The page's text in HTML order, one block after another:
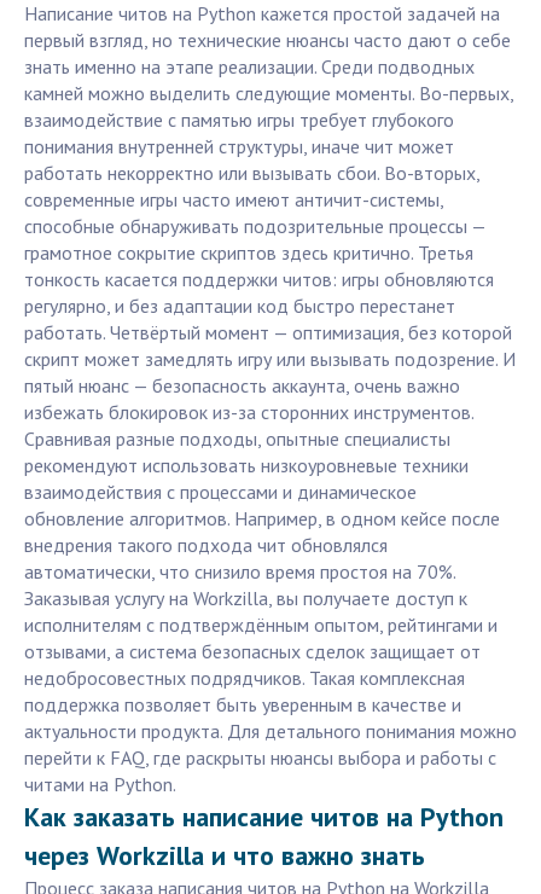
Написание читов на Python кажется простой задачей на
первый взгляд, но технические нюансы часто дают о себе
знать именно на этапе реализации. Среди подводных
камней можно выделить следующие моменты. Во-первых,
взаимодействие с памятью игры требует глубокого
понимания внутренней структуры, иначе чит может
работать некорректно или вызывать сбои. Во-вторых,
современные игры часто имеют античит-системы,
способные обнаруживать подозрительные процессы —
грамотное сокрытие скриптов здесь критично. Третья
тонкость касается поддержки читов: игры обновляются
регулярно, и без адаптации код быстро перестанет
работать. Четвёртый момент — оптимизация, без которой
скрипт может замедлять игру или вызывать подозрение. И
пятый нюанс — безопасность аккаунта, очень важно
избежать блокировок из-за сторонних инструментов.
Сравнивая разные подходы, опытные специалисты
рекомендуют использовать низкоуровневые техники
взаимодействия с процессами и динамическое
обновление алгоритмов. Например, в одном кейсе после
внедрения такого подхода чит обновлялся
автоматически, что снизило время простоя на 70%.
Заказывая услугу на Workzilla, вы получаете доступ к
исполнителям с подтверждённым опытом, рейтингами и
отзывами, а система безопасных сделок защищает от
недобросовестных подрядчиков. Такая комплексная
поддержка позволяет быть уверенным в качестве и
актуальности продукта. Для детального понимания можно
перейти к FAQ, где раскрыты нюансы выбора и работы с
читами на Python.
Как заказать написание читов на Python
через Workzilla и что важно знать
Процесс заказа написания читов на Python на Workzilla